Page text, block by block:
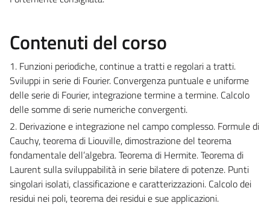
Contenuti del corso
1. Funzioni periodiche, continue a tratti e regolari a tratti.
Sviluppi in serie di Fourier. Convergenza puntuale e uniforme
delle serie di Fourier, integrazione termine a termine. Calcolo
delle somme di serie numeriche convergenti.
2. Derivazione e integrazione nel campo complesso. Formule di
Cauchy, teorema di Liouville, dimostrazione del teorema
fondamentale dell’algebra. Teorema di Hermite. Teorema di
Laurent sulla sviluppabilità in serie bilatere di potenze. Punti
singolari isolati, classificazione e caratterizzazioni. Calcolo dei
residui nei poli, teorema dei residui e sue applicazioni.